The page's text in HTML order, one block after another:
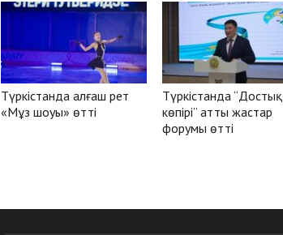
Түркістанда алғаш рет
«Мұз шоуы» өтті
Түркістанда “Достық
көпірі” атты жастар
форумы өтті